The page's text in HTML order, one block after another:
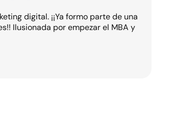
digital. ¡¡Ya formo parte de una
Ilusionada por empezar el MBA y